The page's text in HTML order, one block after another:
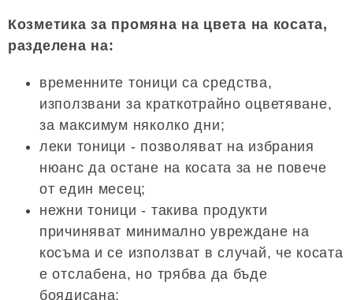
Козметика за промяна на цвета на косата,
разделена на:
временните тоници са средства,
използвани за краткотрайно оцветяване,
за максимум няколко дни;
леки тоници - позволяват на избрания
нюанс да остане на косата за не повече
от един месец;
нежни тоници - такива продукти
причиняват минимално увреждане на
косъма и се използват в случай, че косата
е отслабена, но трябва да бъде
боядисана;